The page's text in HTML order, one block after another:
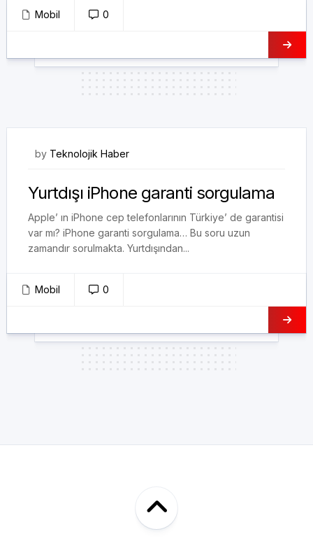
Mobil 0
by Teknolojik Haber
Yurtdışı iPhone garanti sorgulama
Apple’ ın iPhone cep telefonlarının Türkiye’ de garantisi
var mı? iPhone garanti sorgulama… Bu soru uzun
zamandır sorulmakta. Yurtdışından...
Mobil 0